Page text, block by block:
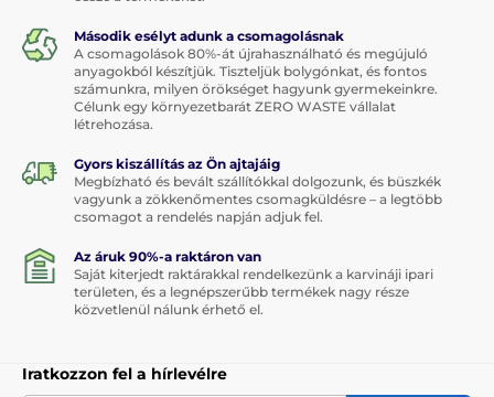
Második esélyt adunk a csomagolásnak
A csomagolások 80%-át újrahasználható és megújuló
anyagokból készítjük. Tiszteljük bolygónkat, és fontos
számunkra, milyen örökséget hagyunk gyermekeinkre.
Célunk egy környezetbarát ZERO WASTE vállalat
létrehozása.
Gyors kiszállítás az Ön ajtajáig
Megbízható és bevált szállítókkal dolgozunk, és büszkék
vagyunk a zökkenőmentes csomagküldésre – a legtöbb
csomagot a rendelés napján adjuk fel.
Az áruk 90%-a raktáron van
Saját kiterjedt raktárakkal rendelkezünk a karvináji ipari
területen, és a legnépszerűbb termékek nagy része
közvetlenül nálunk érhető el.
Iratkozzon fel a hírlevélre